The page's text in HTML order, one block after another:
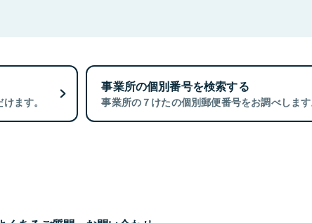
ます。
事業所の個別番号を検索する
事業所の７けたの個別郵便番号をお調べします